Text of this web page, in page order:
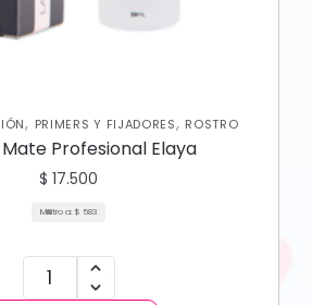
, PRIMERS Y FIJADORES, ROSTRO
Profesional Elaya
$ 17.500
Mililitro a: $ 583